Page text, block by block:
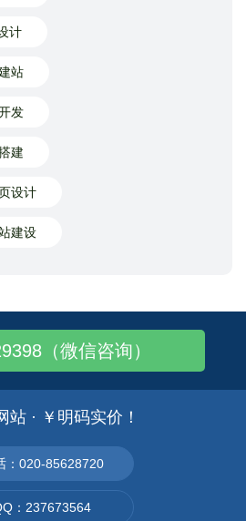
计
站
发
建
设计
建设
（微信咨询）
站 · ￥明码实价！
：020-85628720
：237673564